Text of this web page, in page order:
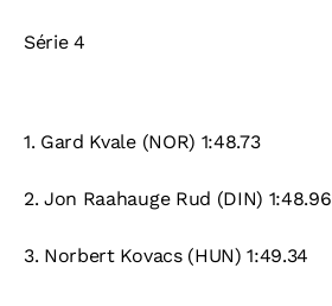
Série 4
1. Gard Kvale (NOR) 1:48.73
2. Jon Raahauge Rud (DIN) 1:48.96
3. Norbert Kovacs (HUN) 1:49.34